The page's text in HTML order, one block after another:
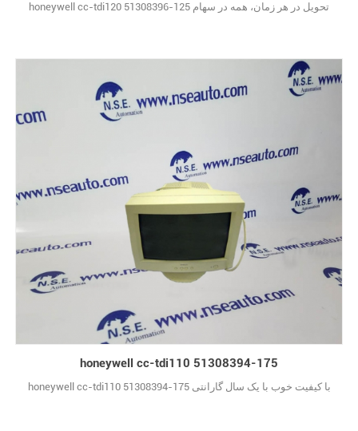
honeywell cc-tdi120 51308396-125 تحویل در هر زمان، همه در سهام
honeywell cc-tdi110 51308394-175
honeywell cc-tdi110 51308394-175 با کیفیت خوب با یک سال گارانتی